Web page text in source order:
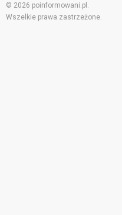
© 2026 poinformowani.pl.
Wszelkie prawa zastrzeżone.